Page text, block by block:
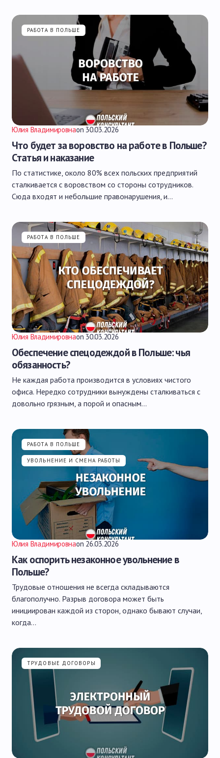
РАБОТА В ПОЛЬШЕ
Юлия Владимировнаon 30.03.2026
Что будет за воровство на работе в Польше?
Статья и наказание
По статистике, около 80% всех польских предприятий
сталкивается с воровством со стороны сотрудников.
Сюда входят и небольшие правонарушения, и…
РАБОТА В ПОЛЬШЕ
Юлия Владимировнаon 30.03.2026
Обеспечение спецодеждой в Польше: чья
обязанность?
Не каждая работа производится в условиях чистого
офиса. Нередко сотрудники вынуждены сталкиваться с
довольно грязным, а порой и опасным…
РАБОТА В ПОЛЬШЕ
УВОЛЬНЕНИЕ И СМЕНА РАБОТЫ
Юлия Владимировнаon 26.03.2026
Как оспорить незаконное увольнение в
Польше?
Трудовые отношения не всегда складываются
благополучно. Разрыв договора может быть
инициирован каждой из сторон, однако бывают случаи,
когда…
ТРУДОВЫЕ ДОГОВОРЫ